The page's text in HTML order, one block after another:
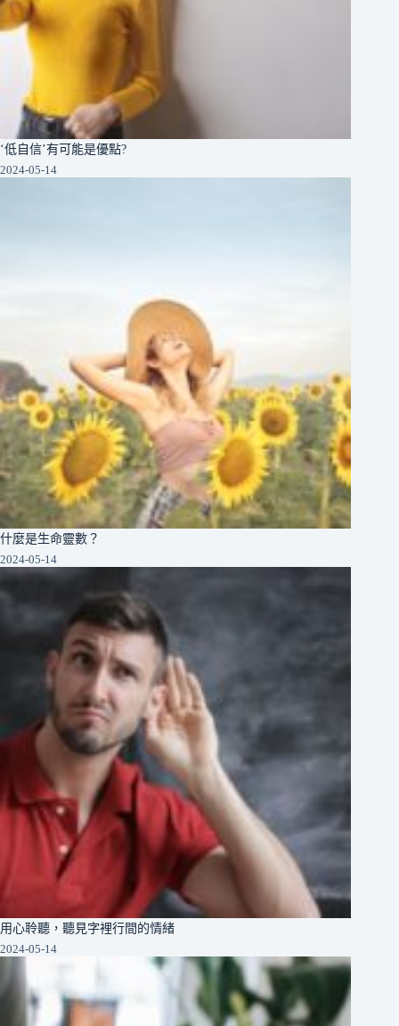
‘低自信’有可能是優點?
2024-05-14
什麼是生命靈數？
2024-05-14
用心聆聽，聽見字裡行間的情緒
2024-05-14